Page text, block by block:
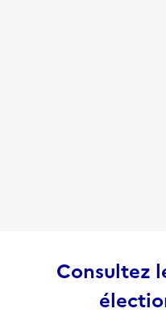
Consultez